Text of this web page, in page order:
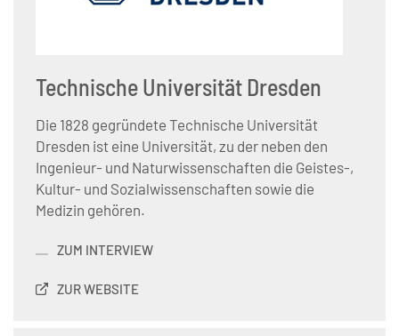
Technische Universität Dresden
Die 1828 gegründete Technische Universität
Dresden ist eine Universität, zu der neben den
Ingenieur- und Naturwissenschaften die Geistes-,
Kultur- und Sozialwissenschaften sowie die
Medizin gehören.
ZUM INTERVIEW
ZUR WEBSITE